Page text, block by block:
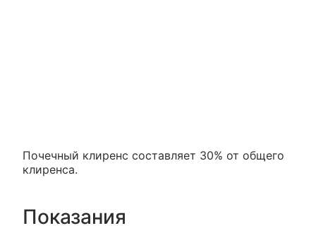
Почечный клиренс составляет 30% от общего
клиренса.
Показания